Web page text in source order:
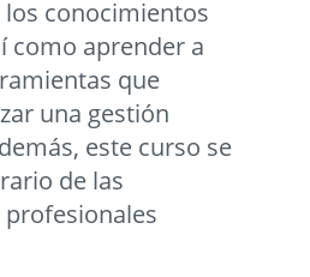
los conocimientos
como aprender a
que
una gestión
este curso se
de las